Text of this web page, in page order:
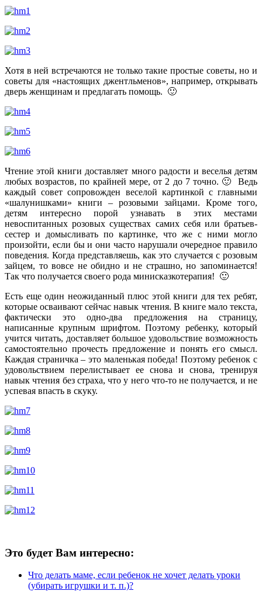
Хотя в ней встречаются не только такие простые советы, но и
советы для «настоящих джентльменов», например, открывать
дверь женщинам и предлагать помощь. 🙂
Чтение этой книги доставляет много радости и веселья детям
любых возрастов, по крайней мере, от 2 до 7 точно. 🙂 Ведь
каждый совет сопровожден веселой картинкой с главными
«шалунишками» книги – розовыми зайцами. Кроме того,
детям интересно порой узнавать в этих местами
невоспитанных розовых существах самих себя или братьев-
сестер и домысливать по картинке, что же с ними могло
произойти, если бы и они часто нарушали очередное правило
поведения. Когда представляешь, как это случается с розовым
зайцем, то вовсе не обидно и не страшно, но запоминается!
Так что получается своего рода минисказкотерапия! 🙂
Есть еще один неожиданный плюс этой книги для тех ребят,
которые осваивают сейчас навык чтения. В книге мало текста,
фактически это одно-два предложения на страницу,
написанные крупным шрифтом. Поэтому ребенку, который
учится читать, доставляет большое удовольствие возможность
самостоятельно прочесть предложение и понять его смысл.
Каждая страничка – это маленькая победа! Поэтому ребенок с
удовольствием перелистывает ее снова и снова, тренируя
навык чтения без страха, что у него что-то не получается, и не
успевая впасть в скуку.
Это будет Вам интересно:
Что делать маме, если ребенок не хочет делать уроки
(убирать игрушки и т. п.)?